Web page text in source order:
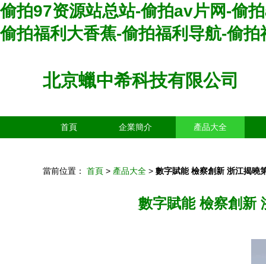
偷拍97资源站总站-偷拍av片网-偷
偷拍福利大香蕉-偷拍福利导航-偷拍
北京蠟中希科技有限公司
首頁 企業簡介 產品大全
當前位置： 首頁 > 產品大全 > 數字賦能 檢察創新 浙江揭曉
數字賦能 檢察創新